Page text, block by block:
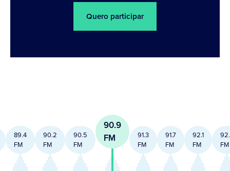
Quero participar
89.4
FM
90.2
FM
90.5
FM
90.9
FM
91.3
FM
91.7
FM
92.1
FM
FM